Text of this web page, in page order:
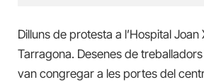
Dilluns de protesta a l’Hospital Joan
Tarragona. Desenes de
van congregar a les portes del